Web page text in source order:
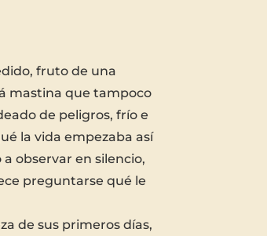
fruto de una
mastina que tampoco
de peligros, frío e
la vida empezaba así
observar en silencio,
preguntarse qué le
de sus primeros días,